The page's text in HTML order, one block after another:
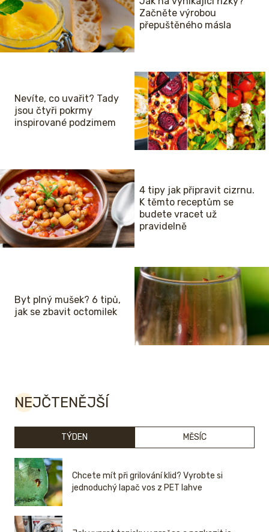
Začněte výrobou
přepuštěného másla
Nevíte, co uvařit? Tady
jsou čtyři pokrmy
inspirované podzimem
4 tipy jak připravit cizrnu.
K těmto receptům se
budete vracet už
pravidelně
Byt plný mušek? 6 tipů,
jak se zbavit octomilek
NEJČTENĚJŠÍ
TÝDEN MĚSÍC
Chcete mít při grilování klid? Vyrobte si
jednoduchý lapač vos z PET lahve